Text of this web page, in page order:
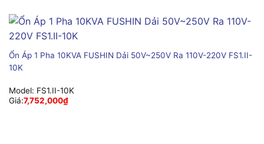
Ổn Áp 1 Pha 10KVA FUSHIN Dải 50V~250V Ra 110V-220V FS1.II-
10K
Model: FS1.II-10K
Giá:7,752,000₫